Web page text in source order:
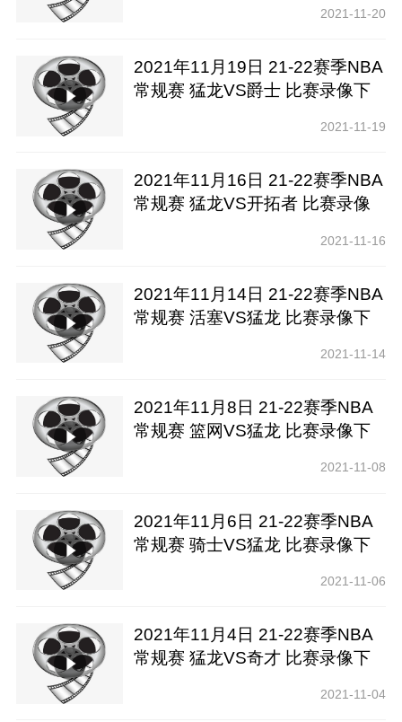
2021-11-20
2021年11月19日 21-22赛季NBA
常规赛 猛龙VS爵士 比赛录像下
2021-11-19
2021年11月16日 21-22赛季NBA
常规赛 猛龙VS开拓者 比赛录像
2021-11-16
2021年11月14日 21-22赛季NBA
常规赛 活塞VS猛龙 比赛录像下
2021-11-14
2021年11月8日 21-22赛季NBA
常规赛 篮网VS猛龙 比赛录像下
2021-11-08
2021年11月6日 21-22赛季NBA
常规赛 骑士VS猛龙 比赛录像下
2021-11-06
2021年11月4日 21-22赛季NBA
常规赛 猛龙VS奇才 比赛录像下
2021-11-04